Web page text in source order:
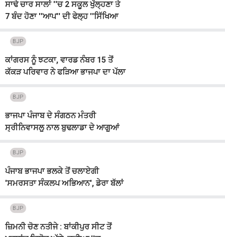
ਸਾਢੇ ਚਾਰ ਸਾਲਾਂ ''ਚ 2 ਸਕੂਲ ਖੁੱਲ੍ਹਣਾ ਤੇ
7 ਬੰਦ ਹੋਣਾ ''ਆਪ'' ਦੀ ਫੇਲ੍ਹ ''ਸਿੱਖਿਆ
BJP
ਕਾਂਗਰਸ ਨੂੰ ਝਟਕਾ, ਵਾਰਡ ਨੰਬਰ 15 ਤੋਂ
ਕੱਕੜ ਪਰਿਵਾਰ ਨੇ ਫੜਿਆ ਭਾਜਪਾ ਦਾ ਪੱਲਾ
BJP
ਭਾਜਪਾ ਪੰਜਾਬ ਦੇ ਸੰਗਠਨ ਮੰਤਰੀ
ਸ੍ਰੀਨਿਵਾਸਲੂ ਨਾਲ ਬੁਢਲਾਡਾ ਦੇ ਆਗੂਆਂ
BJP
ਪੰਜਾਬ ਭਾਜਪਾ ਭਲਕੇ ਤੋਂ ਚਲਾਏਗੀ
'ਸਮਰਸਤਾ ਸੰਕਲਪ ਅਭਿਆਨ', ਡੇਰਾ ਬੱਲਾਂ
BJP
ਜ਼ਿਮਨੀ ਚੋਣ ਨਤੀਜੇ : ਬਾਂਕੀਪੁਰ ਸੀਟ ਤੋਂ